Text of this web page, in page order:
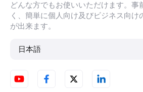
どんな方でもお使いいただけます。事
く、簡単に個人向け及びビジネス向け
が出来ます。
日本語